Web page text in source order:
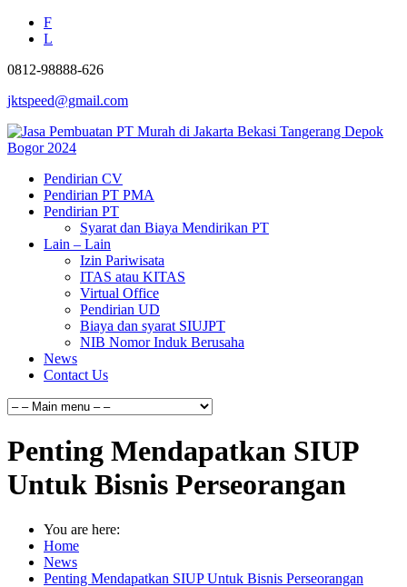
F
L
0812-98888-626
jktspeed@gmail.com
Pendirian CV
Pendirian PT PMA
Pendirian PT
Syarat dan Biaya Mendirikan PT
Lain – Lain
Izin Pariwisata
ITAS atau KITAS
Virtual Office
Pendirian UD
Biaya dan syarat SIUJPT
NIB Nomor Induk Berusaha
News
Contact Us
Penting Mendapatkan SIUP
Untuk Bisnis Perseorangan
You are here:
Home
News
Penting Mendapatkan SIUP Untuk Bisnis Perseorangan